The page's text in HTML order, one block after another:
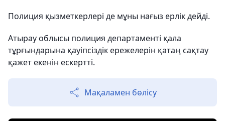
Полиция қызметкерлері де мұны нағыз ерлік дейді.
Атырау облысы полиция департаменті қала
тұрғындарына қауіпсіздік ережелерін қатаң сақтау
қажет екенін ескертті.
Мақаламен бөлісу